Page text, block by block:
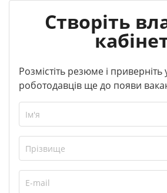
Створіть
Розмістіть резюме і приверніть
роботодавців ще до появи